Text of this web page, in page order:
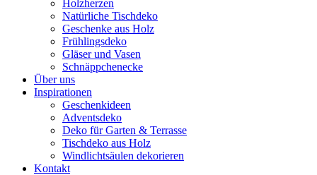
Holzherzen
Natürliche Tischdeko
Geschenke aus Holz
Frühlingsdeko
Gläser und Vasen
Schnäppchenecke
Über uns
Inspirationen
Geschenkideen
Adventsdeko
Deko für Garten & Terrasse
Tischdeko aus Holz
Windlichtsäulen dekorieren
Kontakt